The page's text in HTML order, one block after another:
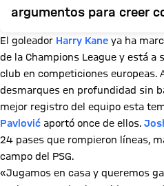
argumentos para creer
El goleador Harry Kane ya ha
de la Champions League y está a
club en competiciones europeas.
desmarques en profundidad sin
mejor registro del equipo esta
Pavlović aportó once de ellos.
24 pases que rompieron líneas,
campo del PSG.
«Jugamos en casa y queremos